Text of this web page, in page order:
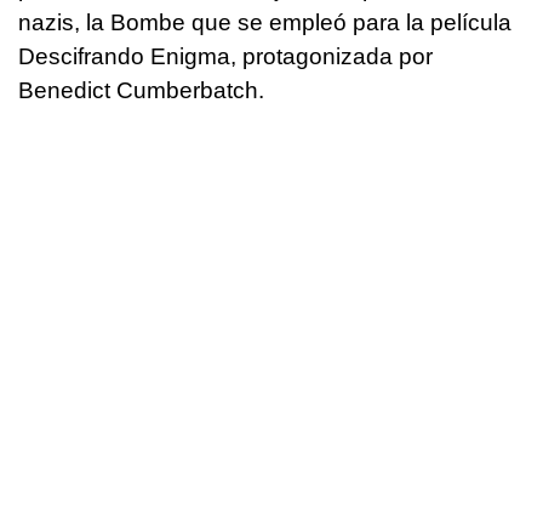
nazis, la Bombe que se empleó para la película
Descifrando Enigma, protagonizada por
Benedict Cumberbatch.